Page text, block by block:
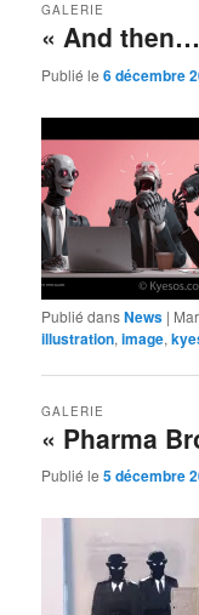
« And
GALERIE
Publié le6 décembre
Publié dansNews |
illustration,image,
« Pharma
GALERIE
Publié le5 décembre